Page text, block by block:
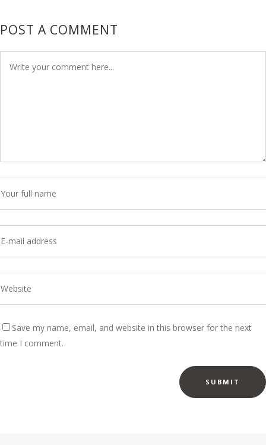
POST A COMMENT
Save my name, email, and website in this browser for the next
time I comment.